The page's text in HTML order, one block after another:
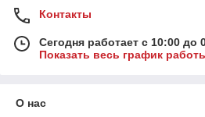
Контакты
Сегодня работает с 10:00 до
Показать весь график
О нас